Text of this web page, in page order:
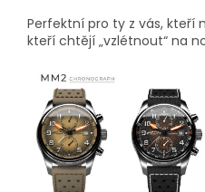
Perfektní pro ty z vás, kteří
kteří chtějí „vzlétnout“ na